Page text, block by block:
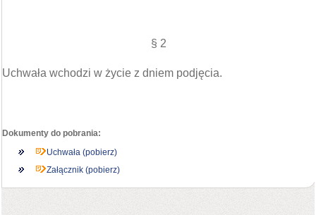
§ 2
Uchwała wchodzi w życie z dniem podjęcia.
Dokumenty do pobrania:
Uchwała (pobierz)
Załącznik (pobierz)